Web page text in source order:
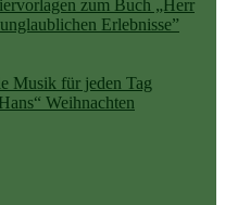
zum Buch „Herr
Erlebnisse”
Musik für jeden Tag
Weihnachten